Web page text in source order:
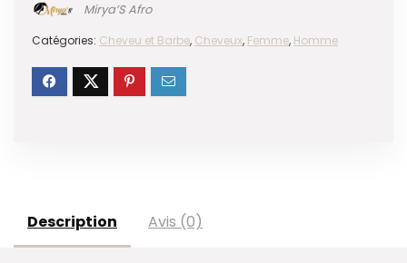
Mirya’S Afro
Catégories: Cheveu et Barbe, Cheveux, Femme, Homme
Description Avis (0)